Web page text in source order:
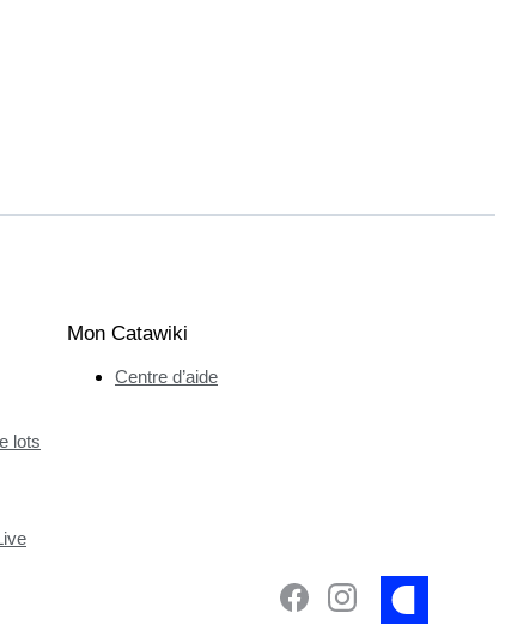
lots
Mon Catawiki
Centre d’aide